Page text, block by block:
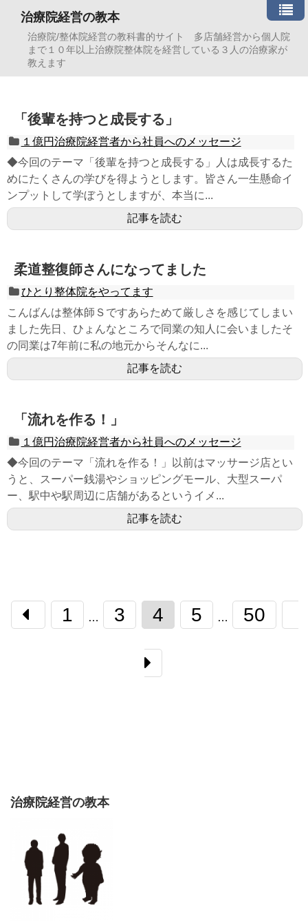
治療院経営の教本
治療院/整体院経営の教科書的サイト 多店舗経営から個人院
まで１０年以上治療院整体院を経営している３人の治療家が
教えます
「後輩を持つと成長する」
１億円治療院経営者から社員へのメッセージ
◆今回のテーマ「後輩を持つと成長する」人は成長するた
めにたくさんの学びを得ようとします。皆さん一生懸命イ
ンプットして学ぼうとしますが、本当に...
記事を読む
柔道整復師さんになってました
ひとり整体院をやってます
こんばんは整体師Ｓですあらためて厳しさを感じてしまい
ました先日、ひょんなところで同業の知人に会いましたそ
の同業は7年前に私の地元からそんなに...
記事を読む
「流れを作る！」
１億円治療院経営者から社員へのメッセージ
◆今回のテーマ「流れを作る！」以前はマッサージ店とい
うと、スーパー銭湯やショッピングモール、大型スーパ
ー、駅中や駅周辺に店舗があるというイメ...
記事を読む
1 … 3 4 5 … 50
治療院経営の教本